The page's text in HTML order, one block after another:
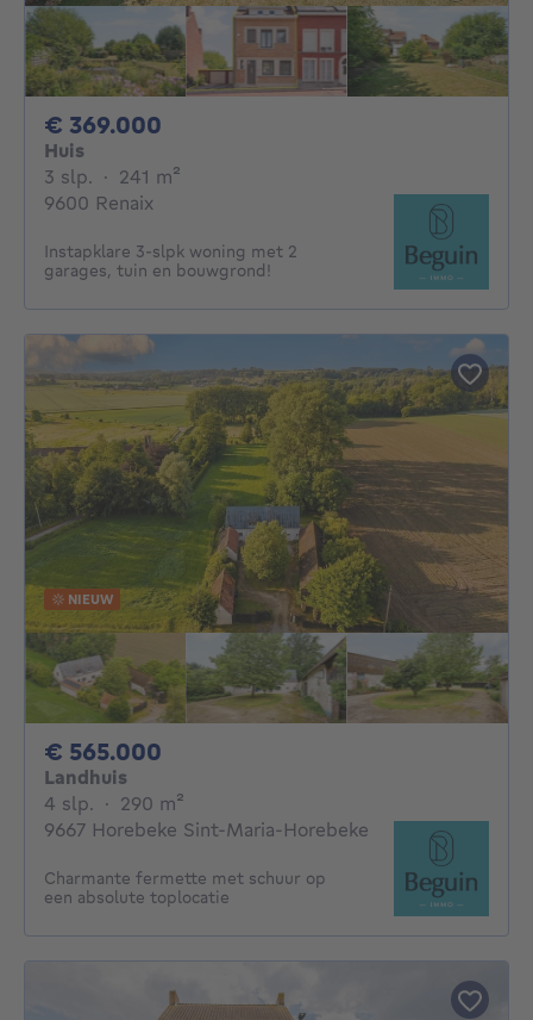
€ 369.000
Huis
3 slp. 3 slaapkamers
· 241 m²
9600 Renaix
Instapklare 3-slpk woning met 2
garages, tuin en bouwgrond!
NIEUW
€ 565.000
Landhuis
4 slp. 4 slaapkamers
· 290 m²
9667 Horebeke Sint-Maria-Horebeke
Charmante fermette met schuur op
een absolute toplocatie